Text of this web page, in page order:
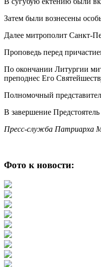
Затем были вознесены
Далее митрополит Санкт-
Проповедь перед
По окончании Литургии
преподнес Его
Полномочный
В завершение
Пресс-служба Патриарха
Фото к новости: